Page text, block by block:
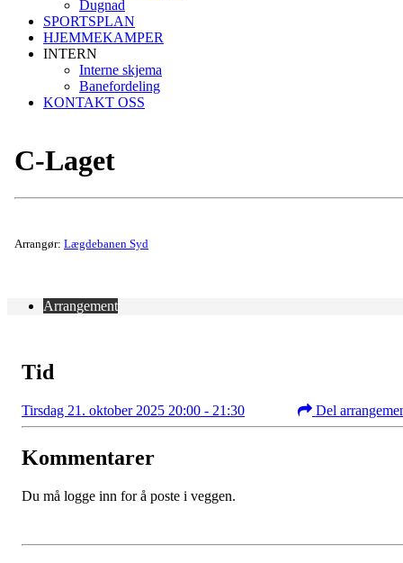
Dugnad
SPORTSPLAN
HJEMMEKAMPER
INTERN
Interne skjema
Banefordeling
KONTAKT OSS
C-Laget
Arrangør: Lægdebanen Syd
Arrangement
Tid
Tirsdag 21. oktober 2025 20:00 - 21:30 Del
Kommentarer
Du må logge inn for å poste i veggen.